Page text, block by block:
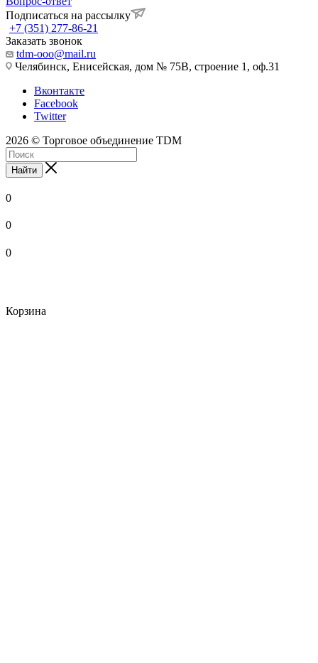
Подписаться на рассылку
+7 (351) 277-86-21
Заказать звонок
tdm-ooo@mail.ru
Челябинск, Енисейская, дом № 75В, строение 1, оф.31
Вконтакте
Facebook
Twitter
2026 © Торговое объединение TDM
Найти
0
0
0
Корзина